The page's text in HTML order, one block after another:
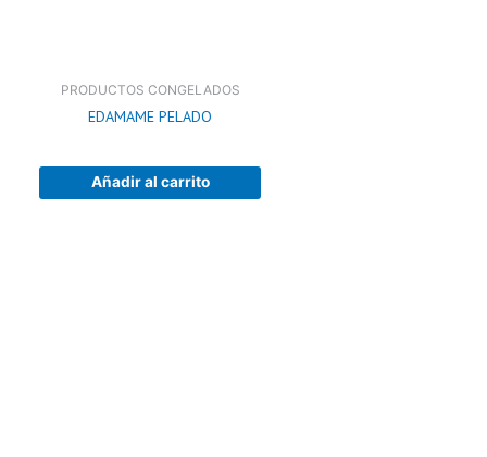
PRODUCTOS CONGELADOS
EDAMAME PELADO
Añadir al carrito